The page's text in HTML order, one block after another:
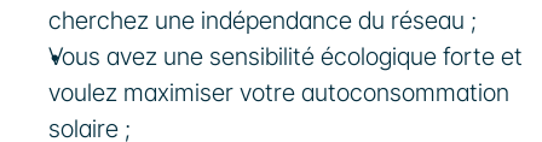
cherchez une indépendance du réseau ;
Vous avez une sensibilité écologique forte et
voulez maximiser votre autoconsommation
solaire ;